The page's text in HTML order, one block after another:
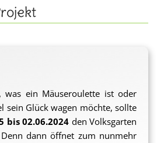
was ein Mäuseroulette ist oder
sein Glück wagen möchte, sollte
bis 02.06.2024 den Volksgarten
Denn dann öffnet zum nunmehr